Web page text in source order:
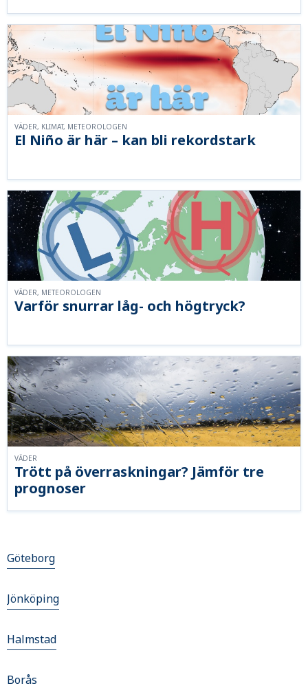
El Niño är här – kan bli rekordstark
VÄDER, KLIMAT, METEOROLOGEN
Varför snurrar låg- och högtryck?
VÄDER, METEOROLOGEN
Trött på överraskningar? Jämför tre
prognoser
VÄDER
Göteborg
Jönköping
Halmstad
Borås